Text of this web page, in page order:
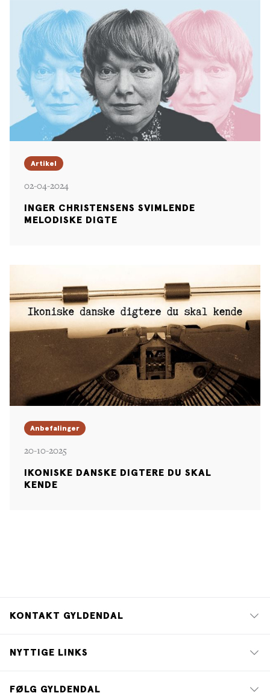
Artikel
02-04-2024
INGER CHRISTENSENS SVIMLENDE
MELODISKE DIGTE
Anbefalinger
20-10-2025
IKONISKE DANSKE DIGTERE DU SKAL
KENDE
KONTAKT GYLDENDAL
NYTTIGE LINKS
FØLG GYLDENDAL